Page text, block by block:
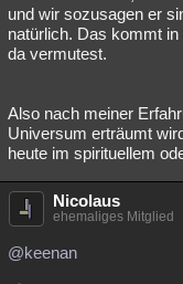
und wir sozusagen er
natürlich. Das kommt
da vermutest.
Also nach meiner
Universum erträumt
heute im spirituellem
Nicolaus
ehemaliges Mitglied
@keenan